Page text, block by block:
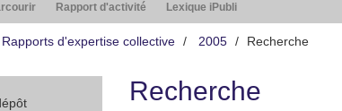
Rapport d'activité Lexique iPubli
Rapports d'expertise collective 2005 Recherche
Recherche